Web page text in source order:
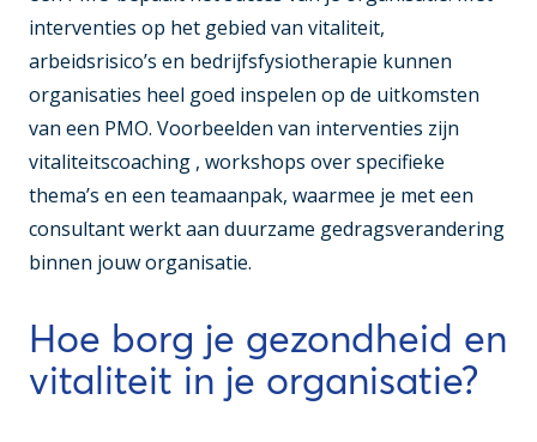
interventies op het gebied van vitaliteit,
arbeidsrisico’s en bedrijfsfysiotherapie kunnen
organisaties heel goed inspelen op de uitkomsten
van een PMO. Voorbeelden van interventies zijn
vitaliteitscoaching , workshops over specifieke
thema’s en een teamaanpak, waarmee je met een
consultant werkt aan duurzame gedragsverandering
binnen jouw organisatie.
Hoe borg je gezondheid en
vitaliteit in je organisatie?